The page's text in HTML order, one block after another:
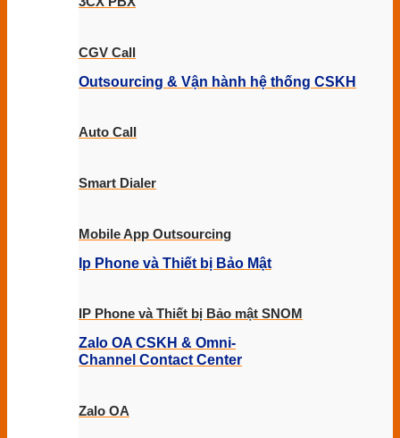
CGV Call
Outsourcing & Vận hành hệ thống CSKH
Auto Call
Smart Dialer
Mobile App Outsourcing
Ip Phone và Thiết bị Bảo Mật
IP Phone và Thiết bị Bảo mật SNOM
Zalo OA CSKH & Omni-
Channel Contact Center
Zalo OA